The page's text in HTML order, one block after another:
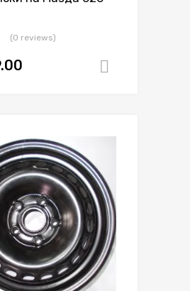
(0 reviews)